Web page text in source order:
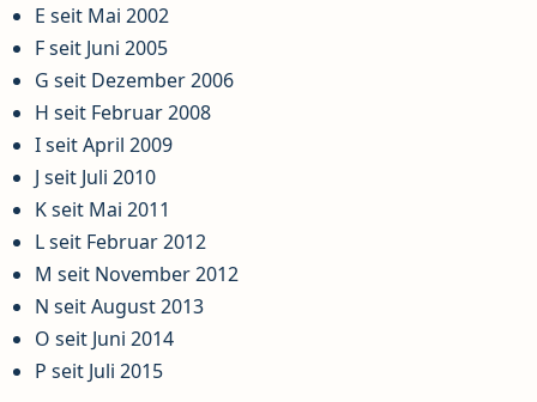
E seit Mai 2002
F seit Juni 2005
G seit Dezember 2006
H seit Februar 2008
I seit April 2009
J seit Juli 2010
K seit Mai 2011
L seit Februar 2012
M seit November 2012
N seit August 2013
O seit Juni 2014
P seit Juli 2015